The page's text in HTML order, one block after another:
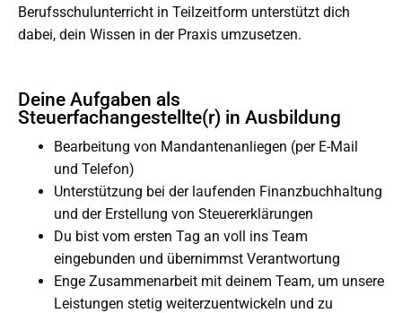
Berufsschulunterricht in Teilzeitform unterstützt dich
dabei, dein Wissen in der Praxis umzusetzen.
Deine Aufgaben als
Steuerfachangestellte(r) in Ausbildung
Bearbeitung von Mandantenanliegen (per E-Mail
und Telefon)
Unterstützung bei der laufenden Finanzbuchhaltung
und der Erstellung von Steuererklärungen
Du bist vom ersten Tag an voll ins Team
eingebunden und übernimmst Verantwortung
Enge Zusammenarbeit mit deinem Team, um unsere
Leistungen stetig weiterzuentwickeln und zu